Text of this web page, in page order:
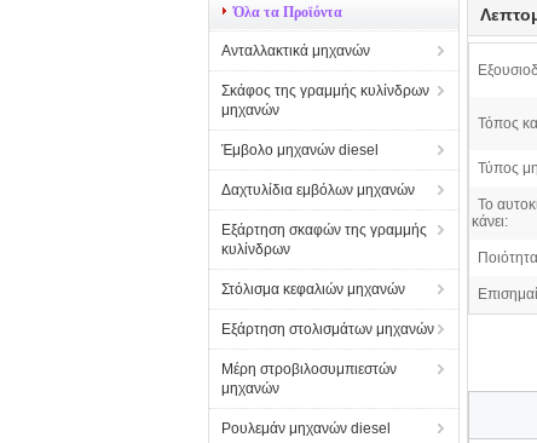
Όλα τα Προϊόντα
Ανταλλακτικά μηχανών
Σκάφος της γραμμής κυλίνδρων
μηχανών
Έμβολο μηχανών diesel
Δαχτυλίδια εμβόλων μηχανών
Εξάρτηση σκαφών της γραμμής
κυλίνδρων
Στόλισμα κεφαλιών μηχανών
Εξάρτηση στολισμάτων μηχανών
Μέρη στροβιλοσυμπιεστών
μηχανών
Ρουλεμάν μηχανών diesel
Τόπος
Τύπος
Το
κάνει: